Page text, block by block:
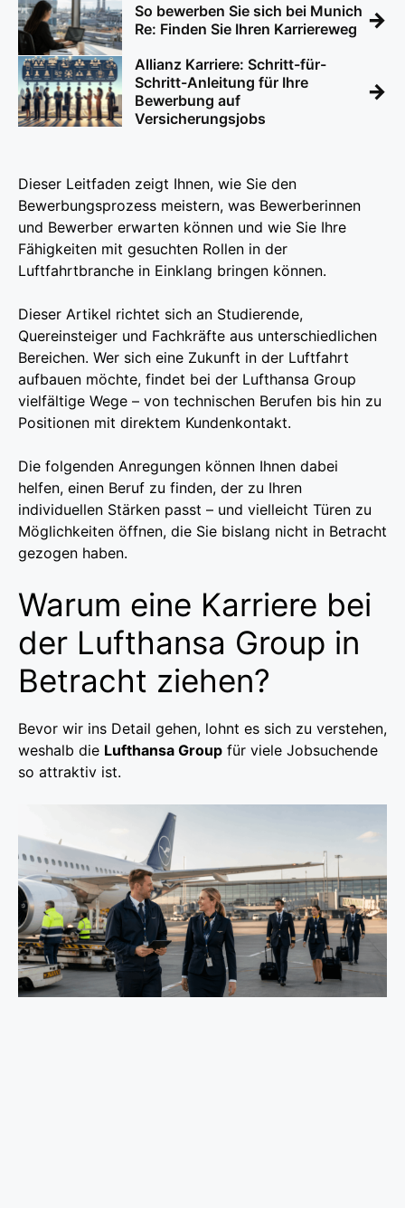
So bewerben Sie sich bei Munich
Re: Finden Sie Ihren Karriereweg
→
Allianz Karriere: Schritt-für-
Schritt-Anleitung für Ihre
Bewerbung auf
Versicherungsjobs
→
Dieser Leitfaden zeigt Ihnen, wie Sie den
Bewerbungsprozess meistern, was Bewerberinnen
und Bewerber erwarten können und wie Sie Ihre
Fähigkeiten mit gesuchten Rollen in der
Luftfahrtbranche in Einklang bringen können.
Dieser Artikel richtet sich an Studierende,
Quereinsteiger und Fachkräfte aus unterschiedlichen
Bereichen. Wer sich eine Zukunft in der Luftfahrt
aufbauen möchte, findet bei der Lufthansa Group
vielfältige Wege – von technischen Berufen bis hin zu
Positionen mit direktem Kundenkontakt.
Die folgenden Anregungen können Ihnen dabei
helfen, einen Beruf zu finden, der zu Ihren
individuellen Stärken passt – und vielleicht Türen zu
Möglichkeiten öffnen, die Sie bislang nicht in Betracht
gezogen haben.
Warum eine Karriere bei
der Lufthansa Group in
Betracht ziehen?
Bevor wir ins Detail gehen, lohnt es sich zu verstehen,
weshalb die Lufthansa Group für viele Jobsuchende
so attraktiv ist.